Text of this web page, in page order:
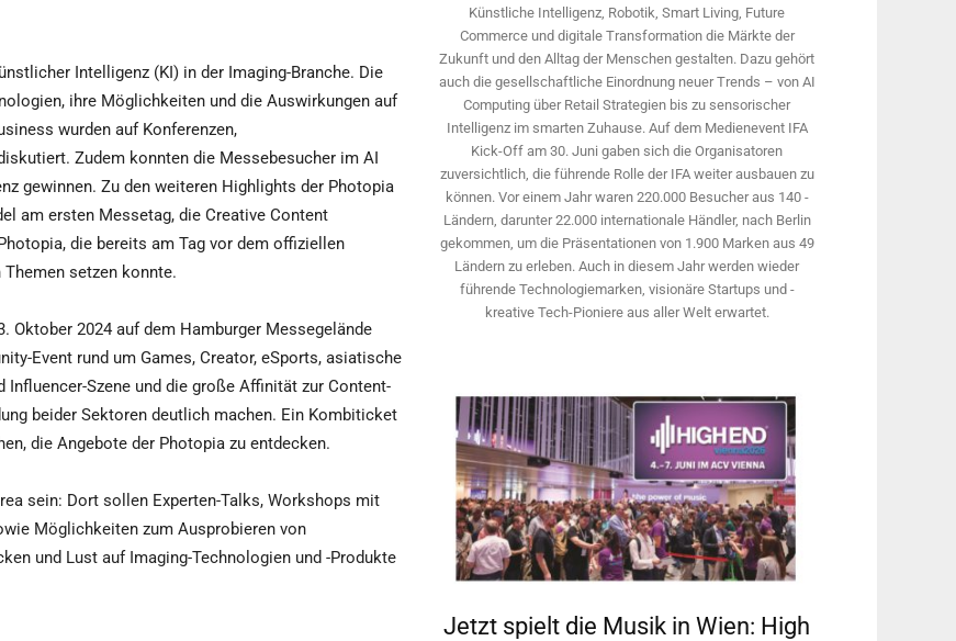
Intelligenz (KI) in der Imaging-Branche. Die
ihre Möglichkeiten und die Auswirkungen auf
wurden auf Konferenzen,
Zudem konnten die Messebesucher im AI
gewinnen. Zu den weiteren Highlights der Photopia
am ersten Messetag, die Creative Content
die bereits am Tag vor dem offiziellen
setzen konnte.
Oktober 2024 auf dem Hamburger Messegelände
Event rund um Games, Creator, eSports, asiatische
Szene und die große Affinität zur Content-
beider Sektoren deutlich machen. Ein Kombiticket
die Angebote der Photopia zu entdecken.
sein: Dort sollen Experten-Talks, Workshops mit
Möglichkeiten zum Ausprobieren von
und Lust auf Imaging-Technologien und -Produkte
Künstliche Intelligenz, Robotik, Smart Living, Future
Commerce und digitale Trans­formation die Märkte der
Zukunft und den Alltag der Menschen gestalten. Dazu gehört
auch die gesellschaftliche Einordnung neuer Trends – von AI
Computing über Retail Strategien bis zu sensorischer
Intelligenz im smarten Zuhause. Auf dem Medien­event IFA
Kick-Off am 30. Juni gaben sich die Organisatoren
zuversichtlich, die führende Rolle der IFA weiter ausbauen zu
können. Vor einem Jahr ­waren 220.000 Besucher aus 140 ­
Ländern, ­darunter 22.000 internationale Händler, nach Berlin
gekommen, um die Präsen­tationen von 1.900 Marken aus 49
Ländern zu erleben. Auch in diesem Jahr werden wieder
führende Technologiemarken, visionäre Startups und ­
kreative Tech-Pioniere aus aller Welt erwartet.
Jetzt spielt die Musik in Wien: High